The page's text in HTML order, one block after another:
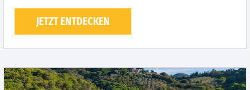
JETZT ENTDECKEN